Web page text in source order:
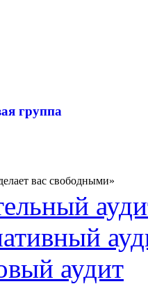
группа
вас свободными»
аудит